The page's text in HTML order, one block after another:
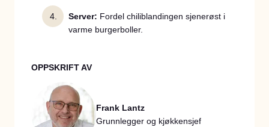
Server: Fordel chiliblandingen sjenerøst i
varme burgerboller.
OPPSKRIFT AV
Frank Lantz
Grunnlegger og kjøkkensjef